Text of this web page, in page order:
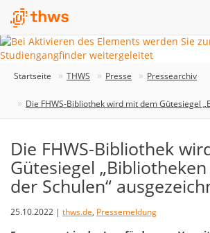
Startseite THWS Presse Pressearchiv
Die FHWS-Bibliothek wird mit dem Gütesiegel
Die FHWS-Bibliothek
Gütesiegel
der Schulen“
25.10.2022 | thws.de, Pressemeldung